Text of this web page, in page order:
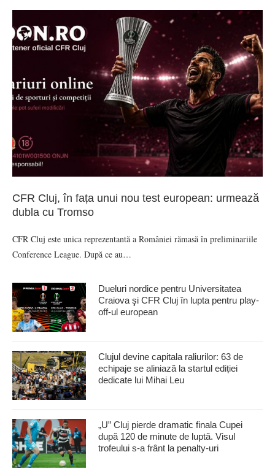
CFR Cluj, în fața unui nou test european: urmează
dubla cu Tromso
CFR Cluj este unica reprezentantă a României rămasă în preliminariile
Conference League. După ce au…
Dueluri nordice pentru Universitatea
Craiova şi CFR Cluj în lupta pentru play-
off-ul european
Clujul devine capitala raliurilor: 63 de
echipaje se aliniază la startul ediției
dedicate lui Mihai Leu
„U” Cluj pierde dramatic finala Cupei
după 120 de minute de luptă. Visul
trofeului s-a frânt la penalty-uri